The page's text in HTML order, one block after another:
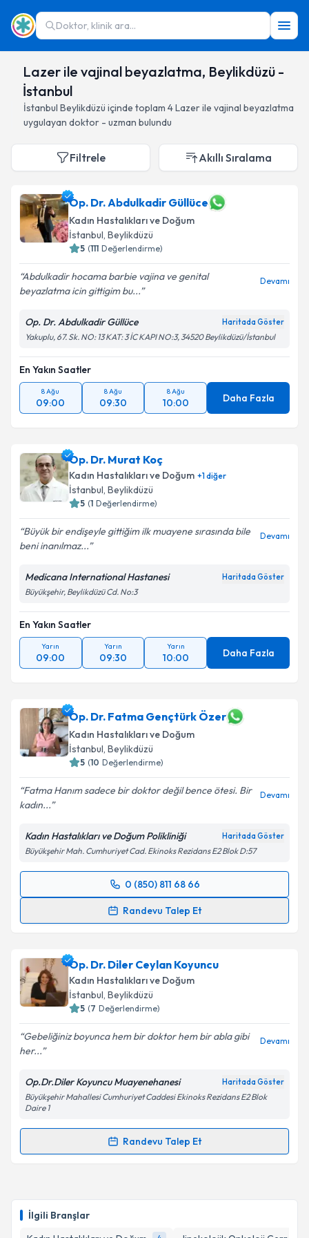
Doktor, klinik ara...
Lazer ile vajinal beyazlatma, Beylikdüzü -
İstanbul
İstanbul Beylikdüzü içinde toplam 4Lazer ile vajinal beyazlatma
uygulayan doktor - uzman bulundu
İlgili Branşlar
Filtrele Akıllı Sıralama
Op. Dr. Abdulkadir Güllüce
Kadın Hastalıkları ve Doğum
İstanbul, Beylikdüzü
5 (111 Değerlendirme)
Abdulkadir hocama barbie vajina ve genital
beyazlatma icin gittigim bu...
Devamı
Op. Dr. Abdulkadir Güllüce Haritada Göster
Yakuplu, 67. Sk. NO: 13 KAT: 3 İC KAPI NO:3, 34520 Beylikdüzü/İstanbul
En Yakın Saatler
8 Ağu
09:00
8 Ağu
09:30
8 Ağu
10:00 Daha Fazla
Op. Dr. Murat Koç
Kadın Hastalıkları ve Doğum +1diğer
İstanbul, Beylikdüzü
5 (1 Değerlendirme)
Büyük bir endişeyle gittiğim ilk muayene sırasında bile
beni inanılmaz...
Devamı
Medicana International Hastanesi Haritada Göster
Büyükşehir, Beylikdüzü Cd. No:3
En Yakın Saatler
Yarın
09:00
Yarın
09:30
Yarın
10:00 Daha Fazla
Op. Dr. Fatma Gençtürk Özer
Kadın Hastalıkları ve Doğum
İstanbul, Beylikdüzü
5 (10 Değerlendirme)
Fatma Hanım sadece bir doktor değil bence ötesi. Bir
kadın...
Devamı
Kadın Hastalıkları ve Doğum Polikliniği Haritada Göster
Büyükşehir Mah. Cumhuriyet Cad. Ekinoks Rezidans E2 Blok D:57
0 (850) 811 68 66
Randevu Talep Et
Randevu Takvimi Talebi
için bir takvim hazırlandığında e-posta ile
bilgilendireceğiz.
E-posta Adresiniz
Metni'ni okudum ve kişisel verilerimin belirtilen
kapsamda işlenmesini kabul ediyorum.
Takvim Talebini Gönder
Op. Dr. Diler Ceylan Koyuncu
Kadın Hastalıkları ve Doğum
İstanbul, Beylikdüzü
5 (7 Değerlendirme)
Gebeliğiniz boyunca hem bir doktor hem bir abla gibi
her...
Devamı
Op.Dr.Diler Koyuncu Muayenehanesi Haritada Göster
Büyükşehir Mahallesi Cumhuriyet Caddesi Ekinoks Rezidans E2 Blok
Daire 1
Randevu Talep Et
Randevu Takvimi Talebi
için bir takvim hazırlandığında e-posta ile
bilgilendireceğiz.